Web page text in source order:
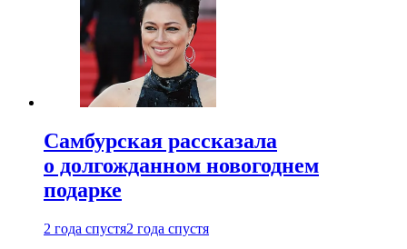
Самбурская рассказала
о долгожданном новогоднем
подарке
2 года спустя2 года спустя